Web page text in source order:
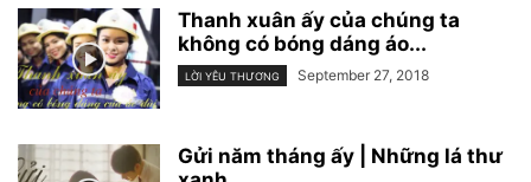
Thanh xuân ấy của chúng ta
không có bóng dáng áo...
LỜI YÊU THƯƠNG September 27, 2018
Gửi năm tháng ấy | Những lá thư